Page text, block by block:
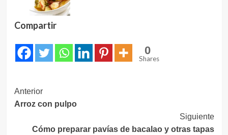
Compartir
0
Shares
Navegación
de
entradas
Anterior
Arroz con pulpo
Siguiente
Cómo preparar pavías de bacalao y otras tapas